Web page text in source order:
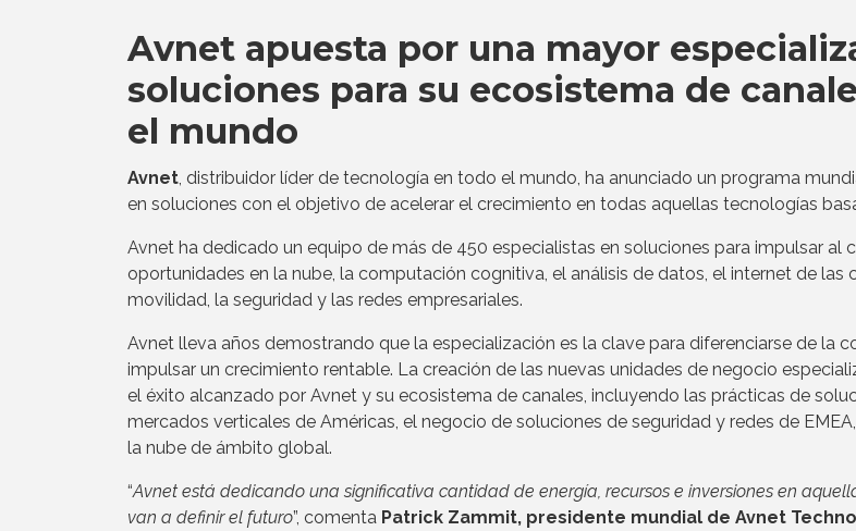
Avnet apuesta por una mayor
soluciones para su ecosistema de
el mundo
Avnet , distribuidor líder de tecnología en todo el mundo, ha anunciado un programa
en soluciones con el objetivo de acelerar el crecimiento en todas aquellas tecnologías
Avnet ha dedicado un equipo de más de 450 especialistas en soluciones para impulsar al
oportunidades en la nube, la computación cognitiva, el análisis de datos, el internet de las
movilidad, la seguridad y las redes empresariales.
Avnet lleva años demostrando que la especialización es la clave para diferenciarse de la
impulsar un crecimiento rentable. La creación de las nuevas unidades de negocio
el éxito alcanzado por Avnet y su ecosistema de canales, incluyendo las prácticas de
mercados verticales de Américas, el negocio de soluciones de seguridad y redes de
la nube de ámbito global.
“Avnet está dedicando una significativa cantidad de energía, recursos e inversiones en
van a definir el futuro”, comenta Patrick Zammit, presidente mundial de Avnet